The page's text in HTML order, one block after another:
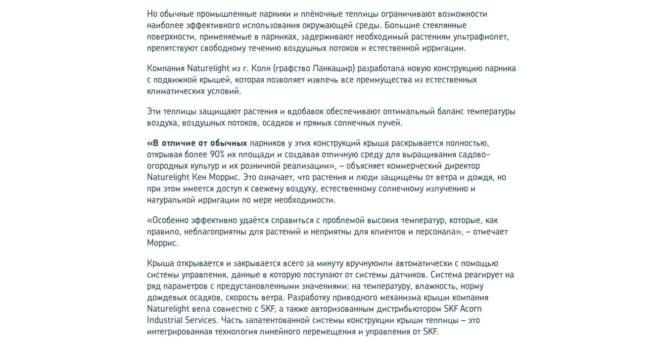
Но обычные промышленные парники и плёночные теплицы ограничивают возможности
наиболее эффективного использования окружающей среды. Большие стеклянные
поверхности, применяемые в парниках, задерживают необходимый растениям ультрафиолет,
препятствуют свободному течению воздушных потоков и естественной ирригации.
Компания Naturelight из г. Колн (графство Ланкашир) разработала новую конструкцию парника
с подвижной крышей, которая позволяет извлечь все преимущества из естественных
климатических условий.
Эти теплицы защищают растения и вдобавок обеспечивают оптимальный баланс температуры
воздуха, воздушных потоков, осадков и прямых солнечных лучей.
«В отличие от обычных парников у этих конструкций крыша раскрывается полностью,
открывая более 90% их площади и создавая отличную среду для выращивания садово-
огородных культур и их розничной реализации», – объясняет коммерческий директор
Naturelight Кен Моррис. Это означает, что растения и люди защищены от ветра и дождя, но
при этом имеется доступ к свежему воздуху, естественному солнечному излучению и
натуральной ирригации по мере необходимости.
«Особенно эффективно удаётся справиться с проблемой высоких температур, которые, как
правило, неблагоприятны для растений и неприятны для клиентов и персонала», – отмечает
Моррис.
Крыша открывается и закрывается всего за минуту вручнуюили автоматически с помощью
системы управления, данные в которую поступают от системы датчиков. Система реагирует на
ряд параметров с предустановленными значениями: на температуру, влажность, норму
дождевых осадков, скорость ветра. Разработку приводного механизма крыши компания
Naturelight вела совместно с SKF, а также авторизованным дистрибьютором SKF Acorn
Industrial Services. Часть запатентованной системы конструкции крыши теплицы – это
интегрированная технология линейного перемещения и управления от SKF.